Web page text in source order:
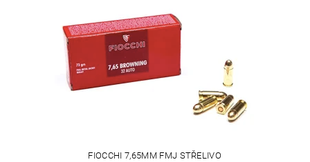
FIOCCHI 7,65MM FMJ STŘELIVO